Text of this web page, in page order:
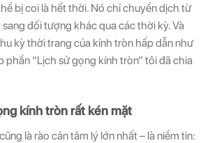
bị coi là hết thời. Nó chỉ chuyển dịch từ
đối tượng khác qua các thời kỳ. Và
kỳ thời trang của kính tròn hấp dẫn như
phần “Lịch sử gọng kính tròn” tôi đã chia
kính tròn rất kén mặt
là rào cản tâm lý lớn nhất – là niềm tin: